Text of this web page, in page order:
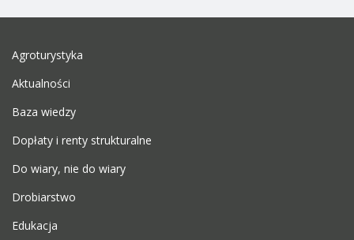
Agroturystyka
Aktualności
Baza wiedzy
Dopłaty i renty strukturalne
Do wiary, nie do wiary
Drobiarstwo
Edukacja